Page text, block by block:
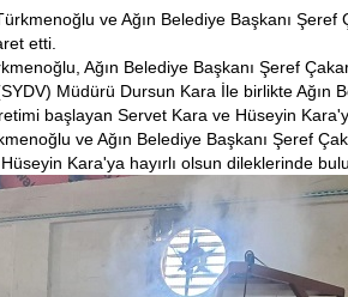
ve Ağın Belediye Başkanı
etti.
Ağın Belediye Başkanı Şeref
Müdürü Dursun Kara İle birlikte Ağın
başlayan Servet Kara ve Hüseyin
ve Ağın Belediye Başkanı Şeref
Kara'ya hayırlı olsun dileklerinde